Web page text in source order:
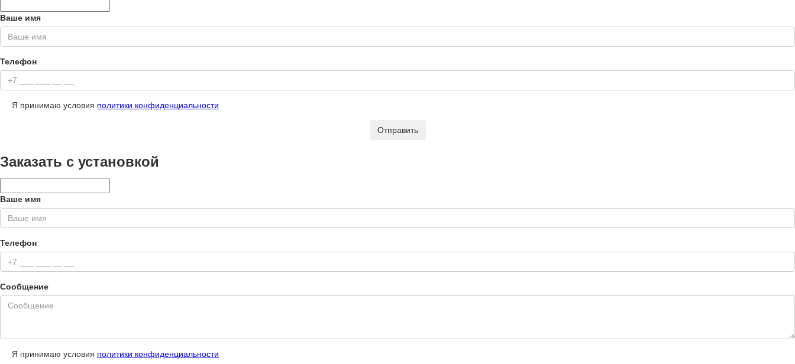
Ваше имя
Телефон
Я принимаю условия политики конфиденциальности
Отправить
Заказать с установкой
Ваше имя
Телефон
Сообщение
Я принимаю условия политики конфиденциальности